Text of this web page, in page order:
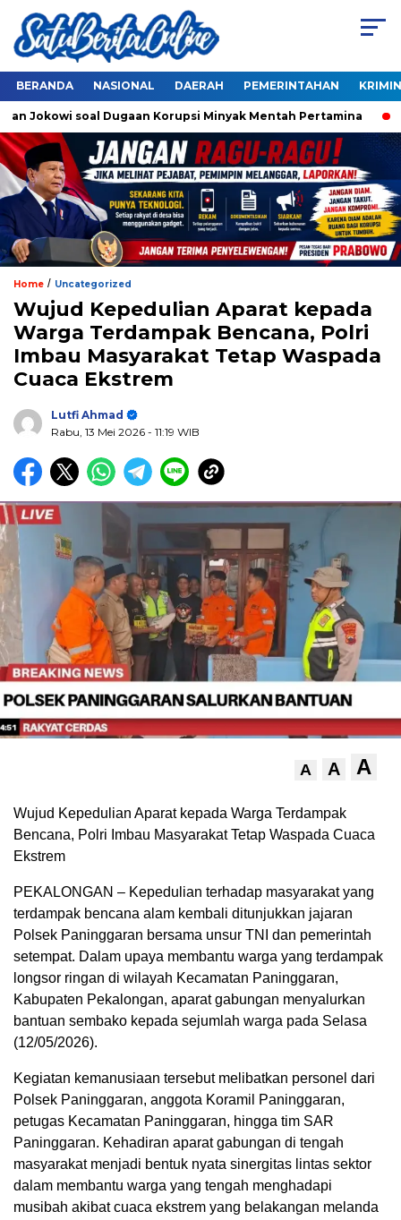
BERANDA NASIONAL DAERAH PEMERINTAHAN
Jokowi soal Dugaan Korupsi Minyak Mentah Pertamina
Home / Uncategorized
Wujud Kepedulian Aparat kepada
Warga Terdampak Bencana, Polri
Imbau Masyarakat Tetap Waspada
Cuaca Ekstrem
Lutfi Ahmad
Rabu, 13 Mei 2026 - 11:19 WIB
A A A
Wujud Kepedulian Aparat kepada Warga Terdampak
Bencana, Polri Imbau Masyarakat Tetap Waspada Cuaca
Ekstrem
PEKALONGAN – Kepedulian terhadap masyarakat yang
terdampak bencana alam kembali ditunjukkan jajaran
Polsek Paninggaran bersama unsur TNI dan pemerintah
setempat. Dalam upaya membantu warga yang terdampak
longsor ringan di wilayah Kecamatan Paninggaran,
Kabupaten Pekalongan, aparat gabungan menyalurkan
bantuan sembako kepada sejumlah warga pada Selasa
(12/05/2026).
Kegiatan kemanusiaan tersebut melibatkan personel dari
Polsek Paninggaran, anggota Koramil Paninggaran,
petugas Kecamatan Paninggaran, hingga tim SAR
Paninggaran. Kehadiran aparat gabungan di tengah
masyarakat menjadi bentuk nyata sinergitas lintas sektor
dalam membantu warga yang tengah menghadapi
musibah akibat cuaca ekstrem yang belakangan melanda